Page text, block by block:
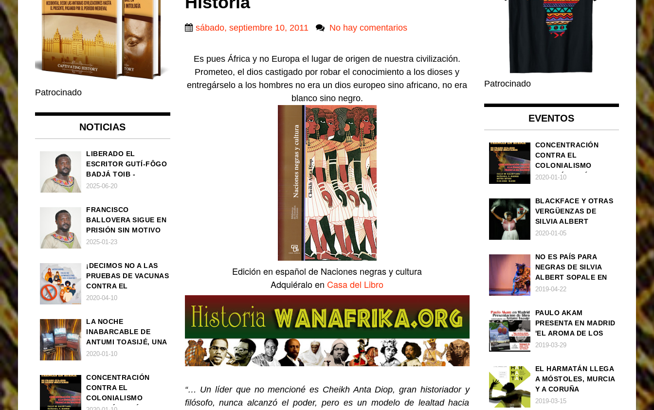
sábado, septiembre 10, 2011 No hay comentarios
Es pues África y no Europa el lugar de origen de nuestra civilización.
Prometeo, el dios castigado por robar el conocimiento a los dioses y
entregárselo a los hombres no era un dios europeo sino africano, no era
blanco sino negro.
Edición en español de Naciones negras y cultura
Adquiéralo en Casa del Libro
“… Un líder que no mencioné es Cheikh Anta Diop, gran historiador y
filósofo, nunca alcanzó el poder, pero es un modelo de lealtad hacia
Patrocinado
NOTICIAS
LIBERADO EL
ESCRITOR GUTÍ-FÔGO
BADJÁ TOIB -
FRANCISCO
2025-06-20
FRANCISCO
BALLOVERA SIGUE EN
PRISIÓN SIN MOTIVO
ALGUNO
2025-01-23
¡DECIMOS NO A LAS
PRUEBAS DE VACUNAS
CONTRA EL
CORONAVIRUS EN
2020-04-10
LA NOCHE
INABARCABLE DE
ANTUMI TOASIJÉ, UNA
NOVELA
2020-01-10
CONCENTRACIÓN
CONTRA EL
COLONIALISMO
FRANCÉS EN ÁFRICA
Patrocinado
EVENTOS
CONCENTRACIÓN
CONTRA EL
COLONIALISMO
FRANCÉS EN ÁFRICA
2020-01-10
BLACKFACE Y OTRAS
VERGÜENZAS DE
SILVIA ALBERT
SOPALE EN MADRID
2020-01-05
NO ES PAÍS PARA
NEGRAS DE SILVIA
ALBERT SOPALE EN
BARCELONA
2019-04-22
PAULO AKAM
PRESENTA EN MADRID
'EL AROMA DE LOS
MANGOS', UNA
AFRODESCENDENCIA
2019-03-29
EL HARMATÁN LLEGA
A MÓSTOLES, MURCIA
Y A CORUÑA
2019-03-15